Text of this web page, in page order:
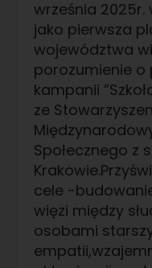
września 2025r.
jako pierwsza
województwa
porozumienie
kampanii
ze
Społecznego z
cele -
więzi między
osobami